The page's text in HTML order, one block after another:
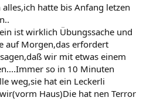
hatte bis Anfang letzen
ist wirklich Übungssache und
auf Morgen,das erfordert
wir mit etwas einem
so in 10 Minuten
weg,sie hat ein Leckerli
Haus)Die hat nen Terror